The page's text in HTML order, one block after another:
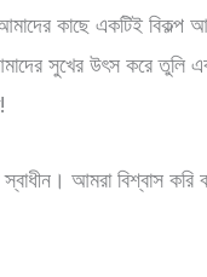
আমাদের কাছে একটিই
সুখের উৎস করে তুলি
আমরা বিশ্বাস করি